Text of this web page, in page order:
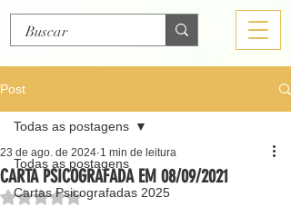
Post
Todas as postagens
Cartas Psicografadas 2025
Todas as postagens
CARTA PSICOGRAFADA EM 08/09/2021
23 de ago. de 2024 1 min de leitura
Avaliado com NaN de 5 estrelas.